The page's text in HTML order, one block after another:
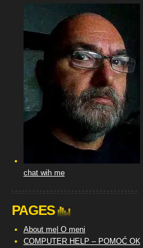
chat wih me
PAGES
About me| O meni
COMPUTER HELP – POMOĆ OKO